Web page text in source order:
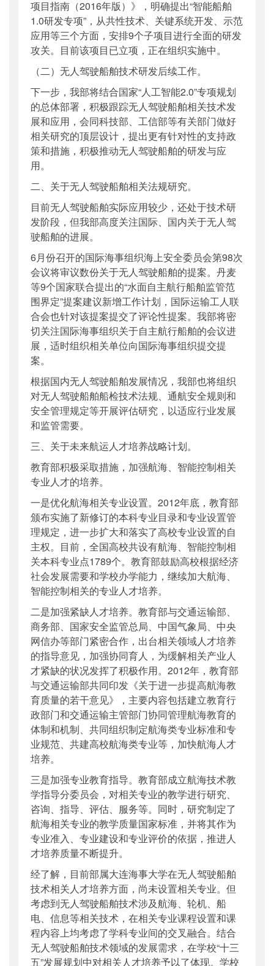
项目指南（2016年版）》，明确提出“智能船舶
1.0研发专项”，从共性技术、关键系统开发、示范
应用等三个方面，安排9个子项目进行全面的研发
攻关。目前该项目已立项，正在组织实施中。
（二）无人驾驶船舶技术研发后续工作。
下一步，我部将结合国家“人工智能2.0”专项规划
的总体部署，积极跟踪无人驾驶船舶相关技术发
展和应用，会同科技部、工信部等有关部门做好
相关研究的顶层设计，提出更有针对性的支持政
策和措施，积极推动无人驾驶船舶的研发与应
用。
二、关于无人驾驶船舶相关法规研究。
目前无人驾驶船舶实际应用较少，还处于技术研
发阶段，但我部高度关注国际、国内关于无人驾
驶船舶的进展。
6月份召开的国际海事组织海上安全委员会第98次
会议将审议数份关于无人驾驶船舶的提案。丹麦
等9个国家联合提出的“水面自主航行船舶监管范
围界定”提案建议新增工作计划，国际运输工人联
合会也针对该提案提交了评论性提案。我部将密
切关注国际海事组织关于自主航行船舶的会议进
展，适时组织相关单位向国际海事组织提交提
案。
根据国内无人驾驶船舶发展情况，我部也将组织
对无人驾驶船舶船检技术法规、通航安全规则和
安全管理规定等开展评估研究，以适应行业发展
和监管需要。
三、关于未来航运人才培养战略计划。
教育部积极采取措施，加强航海、智能控制相关
专业人才的培养。
一是优化航海相关专业设置。2012年底，教育部
颁布实施了新修订的本科专业目录和专业设置管
理规定，进一步扩大和落实了高校专业设置的自
主权。目前，全国高校共设有航海、智能控制相
关本科专业点1789个。教育部鼓励高校根据经济
社会发展需要和学校办学能力，继续加大航海、
智能控制相关的专业人才培养。
二是加强紧缺人才培养。教育部与交通运输部、
商务部、国家安全监管总局、中国气象局、中央
网信办等部门紧密合作，出台相关领域人才培养
的指导意见，加强协同育人，为缓解相关产业人
才紧缺的状况发挥了积极作用。2012年，教育部
与交通运输部共同印发《关于进一步提高航海教
育质量的若干意见》，主要内容包括建立教育行
政部门和交通运输主管部门协同管理航海教育的
体制和机制、共同组织制定航海类专业标准和专
业规范、共建高校航海类专业等，加快航海人才
培养。
三是加强专业教育指导。教育部成立航海技术教
学指导分委员会，对相关专业的教学进行研究、
咨询、指导、评估、服务等。同时，研究制定了
航海相关专业的教学质量国家标准，并将其作为
专业准入、专业建设和专业评价的依据，推进人
才培养质量不断提升。
经了解，目前部属大连海事大学在无人驾驶船舶
技术相关人才培养方面，尚未设置相关专业。但
考虑到无人驾驶船舶技术涉及航海、轮机、船
电、信息等相关技术，在相关专业课程设置和课
程内容上均考虑了学科专业间的交叉融合。结合
无人驾驶船舶技术领域的发展需求，在学校“十三
五”发展规划中对相关人才培养予以了体现。学校